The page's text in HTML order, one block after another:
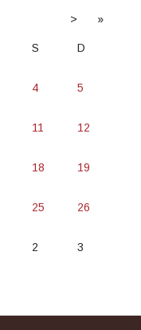
> »
S D
4 5
11 12
18 19
25 26
2 3